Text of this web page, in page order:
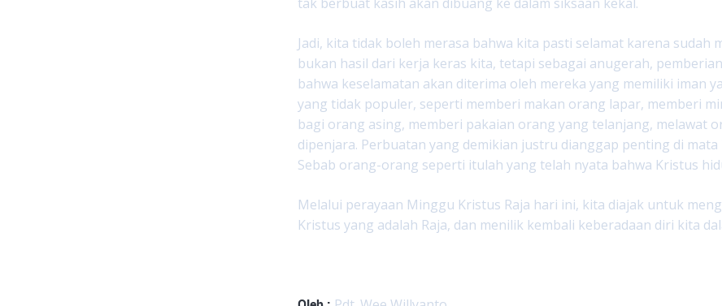
Jadi, kita tidak boleh merasa bahwa kita pasti selamat karena sudah
bukan hasil dari kerja keras kita, tetapi sebagai anugerah,
bahwa keselamatan akan diterima oleh mereka yang memiliki iman
yang tidak populer, seperti memberi makan orang lapar, memberi
bagi orang asing, memberi pakaian orang yang telanjang, melawat
dipenjara. Perbuatan yang demikian justru dianggap penting di
Sebab orang-orang seperti itulah yang telah nyata bahwa Kristus
Melalui perayaan Minggu Kristus Raja hari ini, kita diajak untuk
Kristus yang adalah Raja, dan menilik kembali keberadaan diri kita